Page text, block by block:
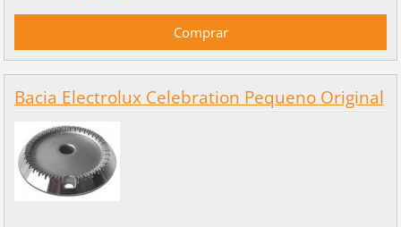
Bacia Electrolux Celebration Pequeno Original